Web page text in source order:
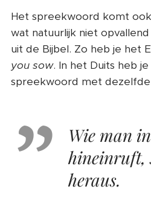
Het spreekwoord komt
wat natuurlijk niet
uit de Bijbel. Zo heb je het
you sow. In het Duits heb
spreekwoord met
Wie man
hineinruft,
heraus.